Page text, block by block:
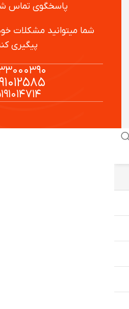
پاسخگوی تماس شما
شما میتوانید مشکلات خود
پیگیری کنید
۰۲۱۹۱۰۱۲۵۸۵
۰۵۱۹۱۰۱۴۷۱۴